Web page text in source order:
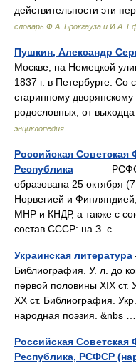
действительности эти
словарь Ф.А. Брокгауза и И.А.
Пушкин, Александр
Москве, на Немецкой
1837 г. в Петербурге. Со
старинному
родословных, от
энциклопедия
Российская Советская
Республика — РСФСР.
образована 25 октября
Норвегией и
МНР и КНДР, а также с
состав СССР: на З. с…
Украинская литература
Библиография. У. л. до
первой половины XIX ст.
XX ст. Библиография.
народная поэзия. &nbs
Российская Советская
Республика, РСФСР